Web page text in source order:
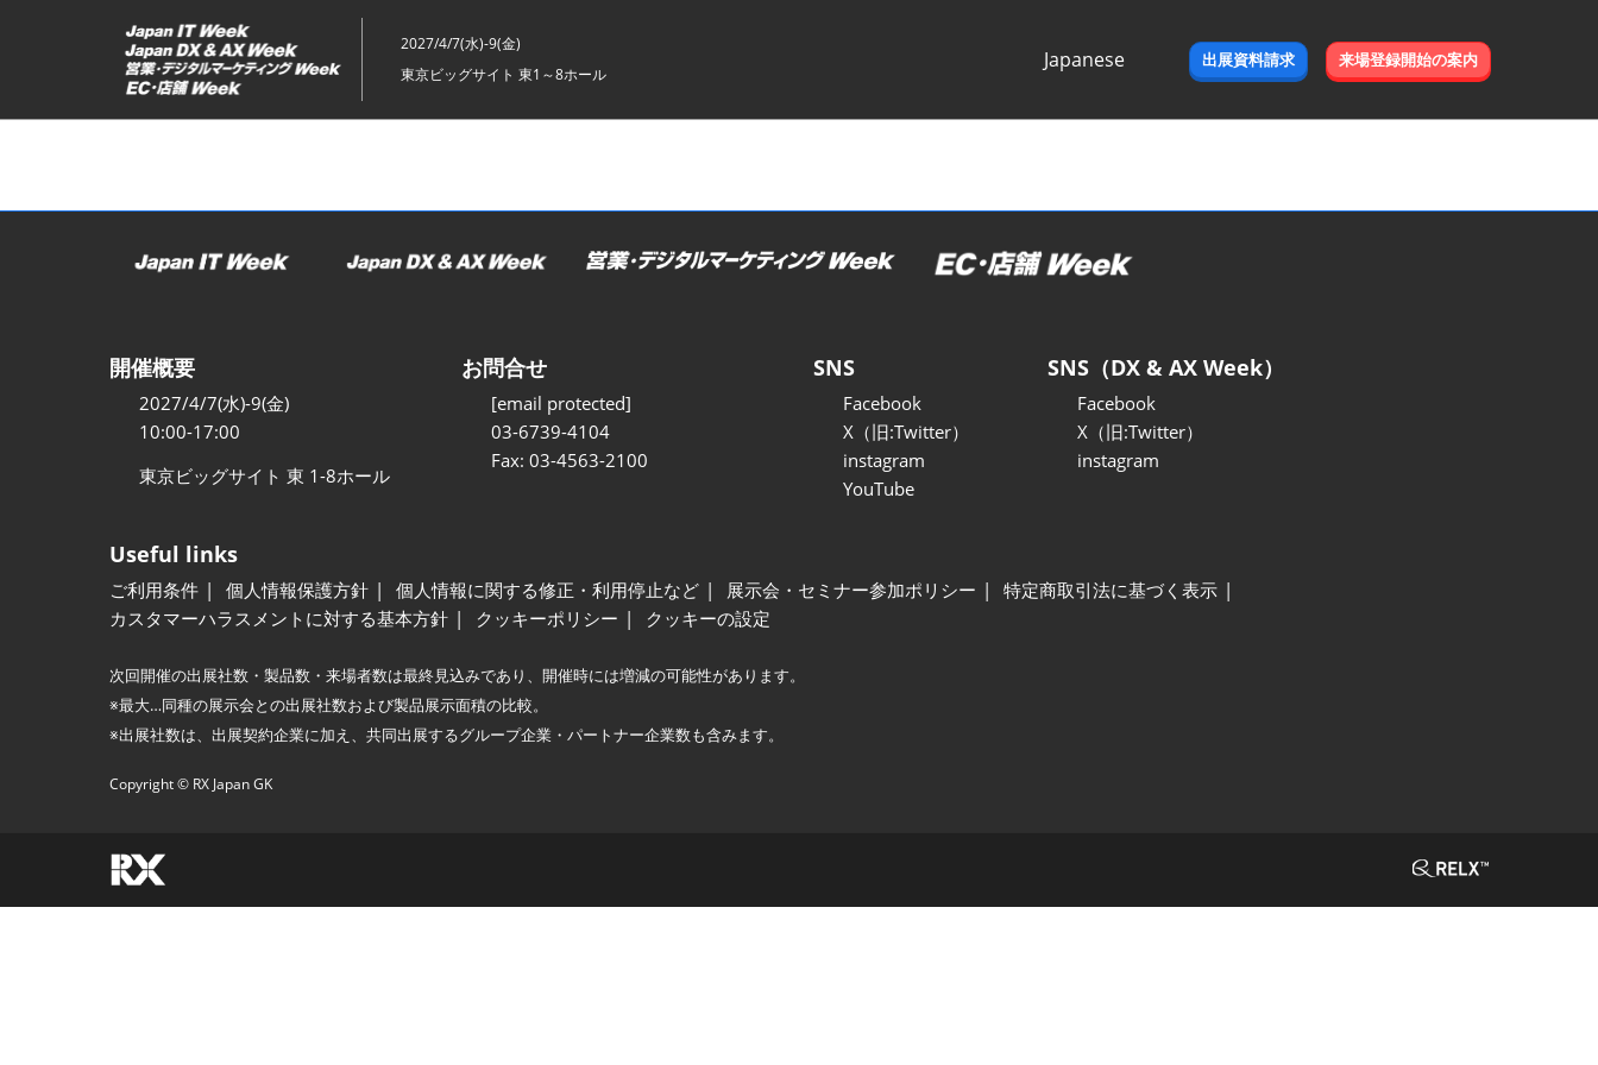
ッ
2027/4/7(水)-9(金)
東京ビッグサイト 東1～8ホール
Japanese
出展資料請求 来場登録開始の案内
開催概要
2027/4/7(水)-9(金)
10:00-17:00
東京ビッグサイト 東 1-8ホール
お問合せ
[email protected]
03-6739-4104
Fax: 03-4563-2100
SNS
Facebook
X（旧:Twitter）
instagram
YouTube
SNS（DX & AX Week）
Facebook
X（旧:Twitter）
instagram
Useful links
ご利用条件 個人情報保護方針 個人情報に関する修正・利用停止など 展示会・セミナー参加ポリシー
特定商取引法に基づく表示
カスタマーハラスメントに対する基本方針
クッキーポリシー クッキーの設定
次回開催の出展社数・製品数・来場者数は最終見込みであり、開催時には増減の可能性があります。
※最大…同種の展示会との出展社数および製品展示面積の比較。
※出展社数は、出展契約企業に加え、共同出展するグループ企業・パートナー企業数も含みます。
Copyright © RX Japan GK